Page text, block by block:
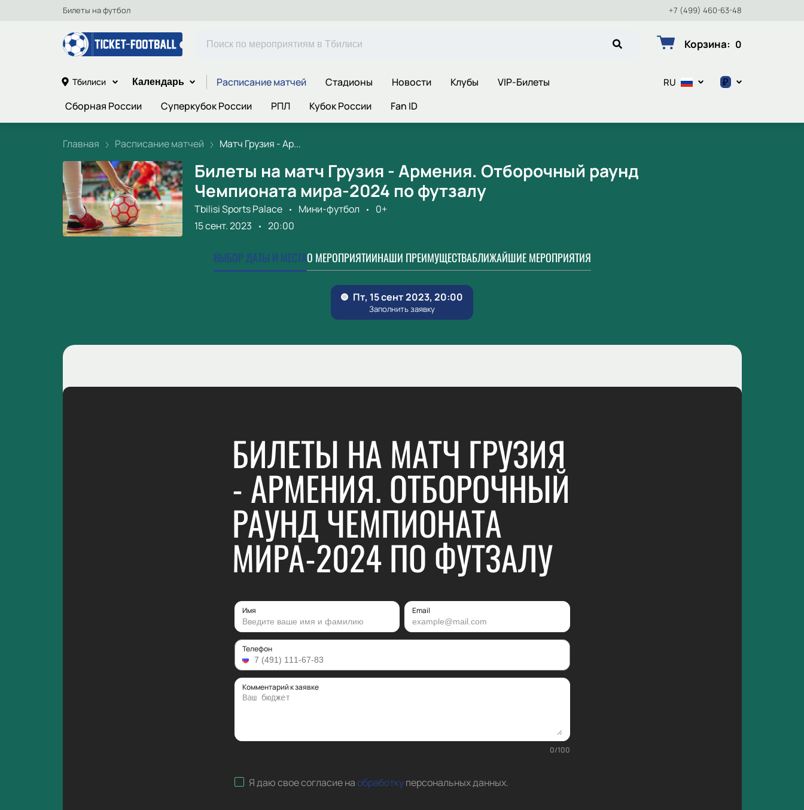
Билеты на футбол +7 (499) 460-63-48
Корзина: 0
Тбилиси Календарь Расписание матчей Стадионы Новости Клубы
VIP-Билеты
Сборная России
Суперкубок России РПЛ Кубок России Fan ID
RU ₽
Главная Расписание матчей Матч Грузия - Ар...
Билеты на матч Грузия - Армения. Отборочный раунд
Чемпионата мира-2024 по футзалу
Tbilisi Sports Palace Мини-футбол
0+
15 сент. 2023
20:00
ВЫБОР ДАТЫ И МЕСТАО МЕРОПРИЯТИИНАШИ ПРЕИМУЩЕСТВАБЛИЖАЙШИЕ МЕРОПРИЯТИЯ
БИЛЕТЫ НА МАТЧ ГРУЗИЯ
- АРМЕНИЯ. ОТБОРОЧНЫЙ
РАУНД ЧЕМПИОНАТА
МИРА-2024 ПО ФУТЗАЛУ
Имя Email
Телефон
Комментарий к заявке
0/100
Я даю свое согласие наобработку персональных данных.